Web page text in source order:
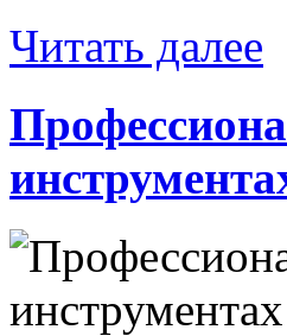
Читать далее